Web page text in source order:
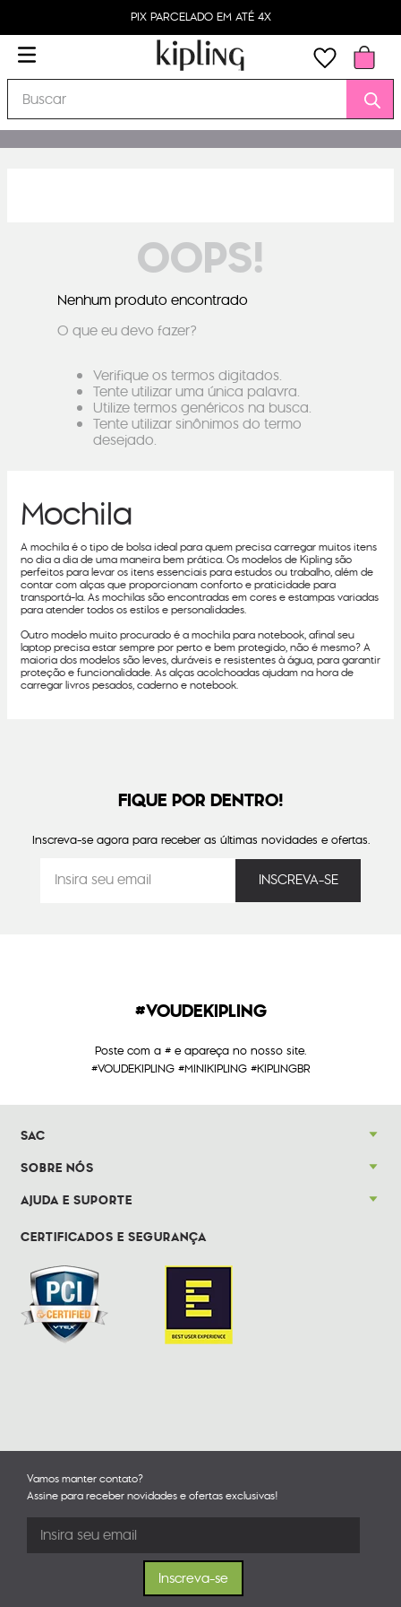
PIX PARCELADO EM ATÉ 4X
Buscar
OOPS!
Nenhum produto encontrado
O que eu devo fazer?
Verifique os termos digitados.
Tente utilizar uma única palavra.
Utilize termos genéricos na busca.
Tente utilizar sinônimos do termo
desejado.
Mochila
A mochila é o tipo de bolsa ideal para quem precisa carregar muitos itens
no dia a dia de uma maneira bem prática. Os modelos de Kipling são
perfeitos para levar os itens essenciais para estudos ou trabalho, além de
contar com alças que proporcionam conforto e praticidade para
transportá-la. As mochilas são encontradas em cores e estampas variadas
para atender todos os estilos e personalidades.
Outro modelo muito procurado é a mochila para notebook, afinal seu
laptop precisa estar sempre por perto e bem protegido, não é mesmo? A
maioria dos modelos são leves, duráveis e resistentes à água, para garantir
proteção e funcionalidade. As alças acolchoadas ajudam na hora de
carregar livros pesados, caderno e notebook.
FIQUE POR DENTRO!
Inscreva-se agora para receber as últimas novidades e ofertas.
#VOUDEKIPLING
Poste com a # e apareça no nosso site.
#VOUDEKIPLING #MINIKIPLING #KIPLINGBR
SAC
SOBRE NÓS
AJUDA E SUPORTE
CERTIFICADOS E SEGURANÇA
Vamos manter contato?
Assine para receber novidades e ofertas exclusivas!